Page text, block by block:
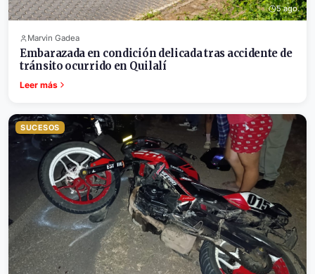
5 ago.
Marvin Gadea
Embarazada en condición delicada tras accidente de
tránsito ocurrido en Quilalí
Leer más
SUCESOS